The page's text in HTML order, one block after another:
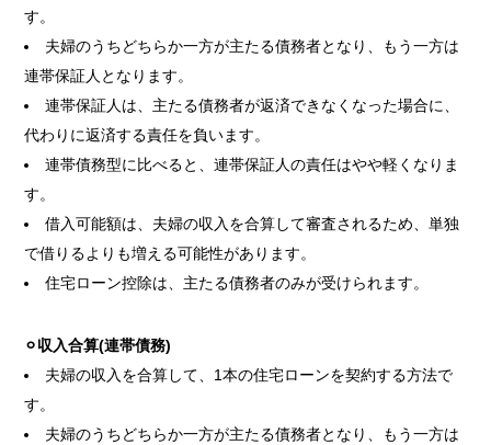
す。
夫婦のうちどちらか一方が主たる債務者となり、もう一方は
連帯保証人となります。
連帯保証人は、主たる債務者が返済できなくなった場合に、
代わりに返済する責任を負います。
連帯債務型に比べると、連帯保証人の責任はやや軽くなりま
す。
借入可能額は、夫婦の収入を合算して審査されるため、単独
で借りるよりも増える可能性があります。
住宅ローン控除は、主たる債務者のみが受けられます。
⚪︎収入合算(連帯債務)
夫婦の収入を合算して、1本の住宅ローンを契約する方法で
す。
夫婦のうちどちらか一方が主たる債務者となり、もう一方は